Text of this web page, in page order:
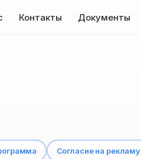
Контакты Документы
Согласие на рекламу